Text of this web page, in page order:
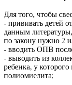
Для того, чтобы
- прививать детей
данным
по закону нужно 2
- вводить ОПВ
- выводить из
ребенка, у
полиомиелита;